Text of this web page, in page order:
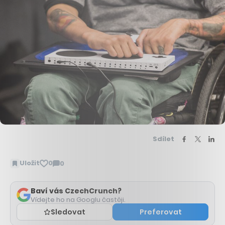
Sdílet
Uložit 0 0
Zobrazit
Baví vás CzechCrunch?
Vídejte ho na Googlu častěji.
Sledovat Preferovat